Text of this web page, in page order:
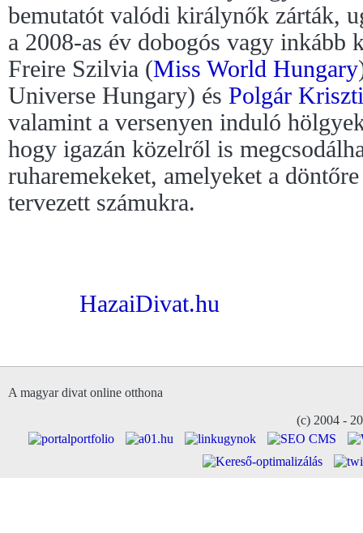
bemutatót valódi királynők zárták,
a 2008-as év dobogós vagy inkább
Freire Szilvia (Miss World Hungary
Universe Hungary) és Polgár
valamint a versenyen induló
hogy igazán közelről is
ruharemekeket, amelyeket a
tervezett számukra.
HazaiDivat.hu
A magyar divat online otthona
(c) 2004 -